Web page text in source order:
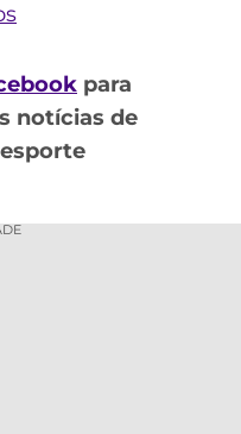
para
notícias de